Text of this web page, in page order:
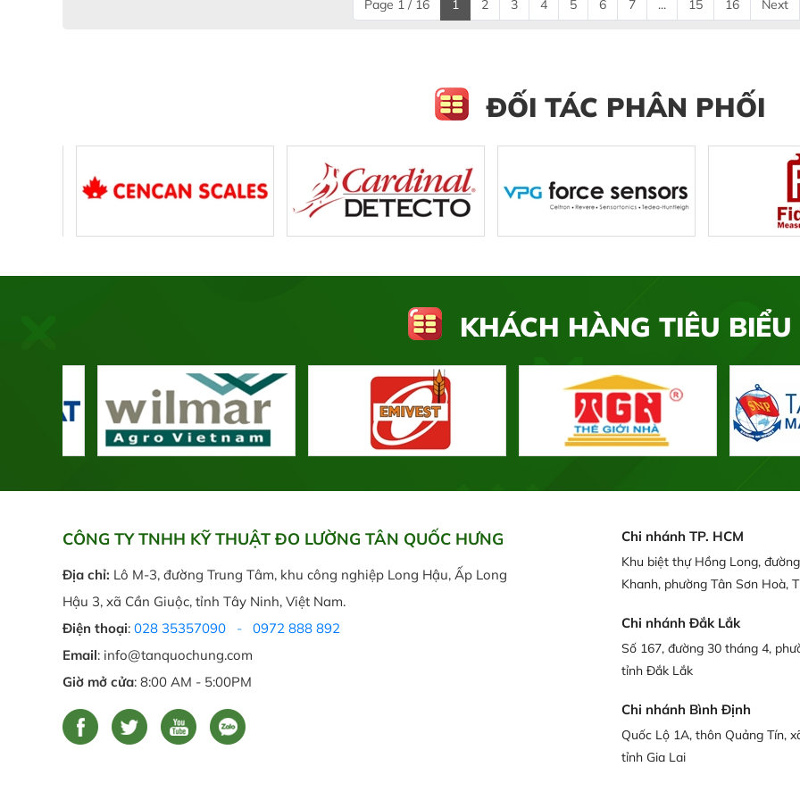
Page 1 / 16 1 2 3 4 5 6 7 ... 15 16 Next
ĐỐI TÁC PHÂN PHỐI
KHÁCH HÀNG TIÊU BIỂU
CÔNG TY TNHH KỸ THUẬT ĐO LƯỜNG TÂN QUỐC HƯNG
Địa chỉ: Lô M-3, đường Trung Tâm, khu công nghiệp Long Hậu, Ấp Long
Hậu 3, xã Cần Giuộc, tỉnh Tây Ninh, Việt Nam.
Điện thoại: 028 35357090 -
0972 888 892
Email: info@tanquochung.com
Giờ mở cửa: 8:00 AM - 5:00PM
Chi nhánh TP. HCM
Khu biệt thự Hồng Long,
Khanh, phường Tân Sơn Hoà,
Chi nhánh Đắk Lắk
Số 167, đường 30 tháng 4,
tỉnh Đắk Lắk
Chi nhánh Bình Định
Quốc Lộ 1A, thôn Quảng Tín,
tỉnh Gia Lai